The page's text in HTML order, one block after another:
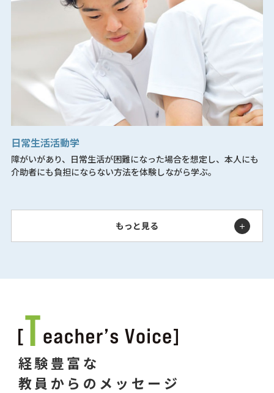
日常生活活動学
障がいがあり、日常生活が困難になった場合を想定し、本人にも
介助者にも負担にならない方法を体験しながら学ぶ。
もっと見る
経験豊富な
教員からのメッセージ